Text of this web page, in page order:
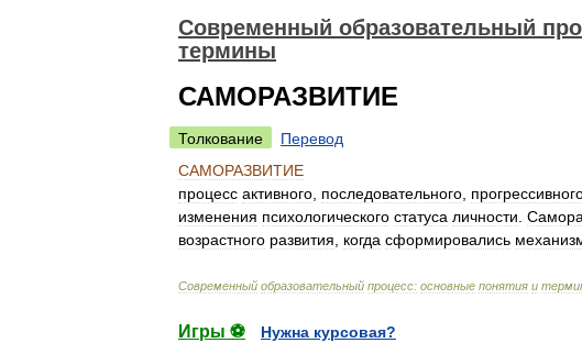
Современный образовательный
термины
САМОРАЗВИТИЕ
Толкование
Перевод
САМОРАЗВИТИЕ
процесс активного последовательного
изменения психологического статуса личности
возрастного развития когда сформировались
Современный образовательный процесс: основные понятия и
Игры ⚽
Нужна курсовая?